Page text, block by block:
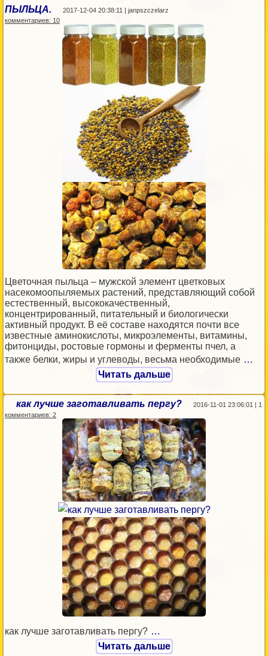
ПЫЛЬЦА.
2017-12-04 20:38:11 | janpszczelarz
комментариев: 10
Цветочная пыльца – мужской элемент цветковых
насекомоопыляемых растений, представляющий собой
естественный, высококачественный,
концентрированный, питательный и биологически
активный продукт. В её составе находятся почти все
известные аминокислоты, микроэлементы, витамины,
фитонциды, ростовые гормоны и ферменты пчел, а
также белки, жиры и углеводы, весьма необходимые …
Читать дальше
как лучше заготавливать пергу?
2016-11-01 23:06:01 | 1
комментариев: 2
как лучше заготавливать пергу? …
Читать дальше